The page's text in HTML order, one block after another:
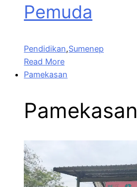
Pemuda
Pendidikan,Sumenep
Read More
Pamekasan
Pamekasan